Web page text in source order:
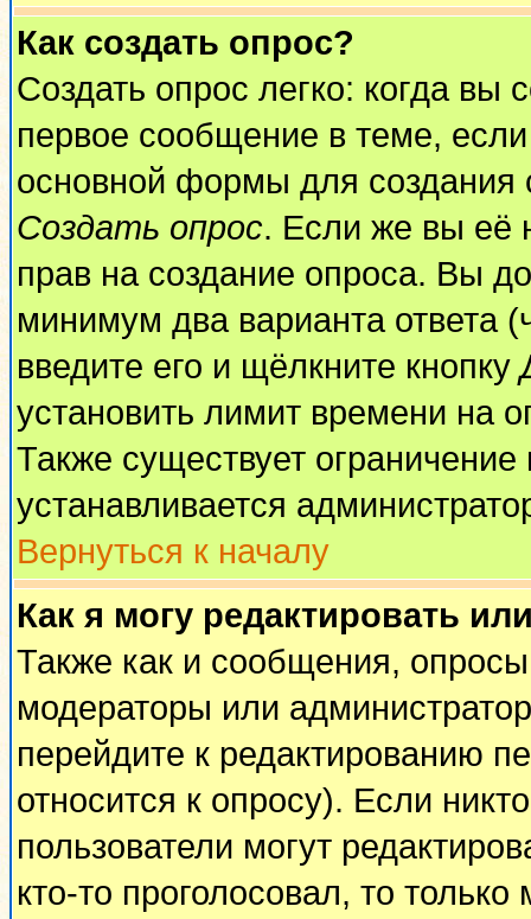
Как создать опрос?
Создать опрос легко: когда вы
первое сообщение в теме,
основной формы для
Создать опрос. Если же вы её
прав на создание опроса. Вы
минимум два варианта ответа
введите его и щёлкните кнопку
установить лимит времени на
Также существует ограничение
устанавливается
Вернуться к началу
Как я могу редактировать
Также как и сообщения, опросы
модераторы или
перейдите к редактированию
относится к опросу). Если
пользователи могут
кто-то проголосовал, то